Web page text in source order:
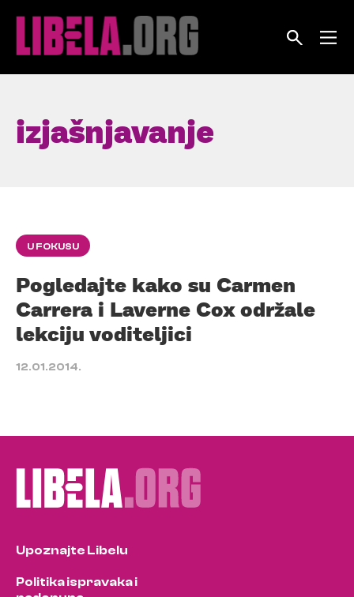
izjašnjavanje
U FOKUSU
Pogledajte kako su Carmen
Carrera i Laverne Cox održale
lekciju voditeljici
12.01.2014.
Upoznajte Libelu
Politika ispravaka i